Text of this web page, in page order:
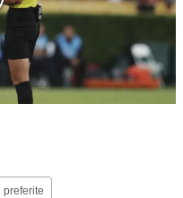
preferite